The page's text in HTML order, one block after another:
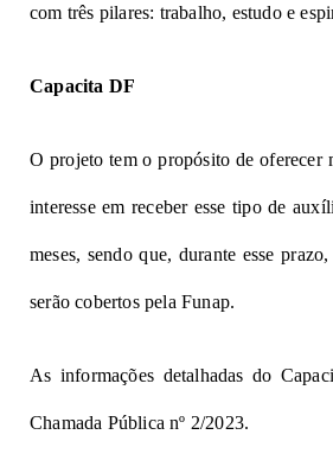
com três pilares: trabalho, estudo e
Capacita DF
O projeto tem o propósito de oferecer
interesse em receber esse tipo de
meses, sendo que, durante esse
serão cobertos pela Funap.
As informações detalhadas do
Chamada Pública nº 2/2023.